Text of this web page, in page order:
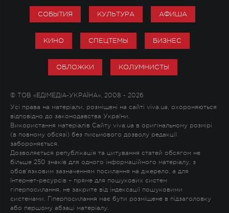
СОБЫТИЯ КУЛЬТУРА АФИША
КИНО СПЕЦТЕМЫ БИЗНЕС
ОБЛОЖКИ КОЛУМНИСТЫ
© ТОВ «ЕДІМЕДІА-УКРАЇНА», 2008 - 2026
Усі права на матеріали, розміщені на сайті viva.ua, охороняються
відповідно до законодавства України.
Використання матеріалів Сайту viva.ua в оригінальному розмірі
(в повному обсязі) без письмового дозволу редакції
забороняється.
Дозволяється републікація та цитування статей обсягом не
більше 250 знаків для одного інформаційного матеріалу, з
обов'язковим зазначенням посилання на джерело, а для
Інтернет-ресурсів – пряме для пошукових систем
гіперпосилання, не закрите від індексації пошуковими
системами. Гіперпосилання має бути розміщене в підзаголовку
або першому абзаці матеріалу.